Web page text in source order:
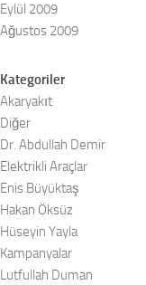
Eylül 2009
Ağustos 2009
Kategoriler
Akaryakıt
Diğer
Dr. Abdullah Demir
Elektrikli Araçlar
Enis Büyüktaş
Hakan Öksüz
Hüseyin Yayla
Kampanyalar
Lutfullah Duman